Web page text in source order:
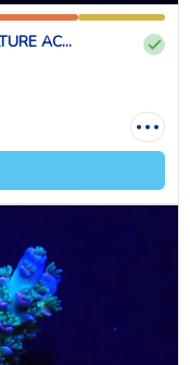
WYSIWYG ACROPORA 15C5 MARICULTURE AC...